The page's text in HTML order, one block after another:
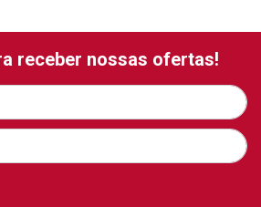
receber nossas ofertas!